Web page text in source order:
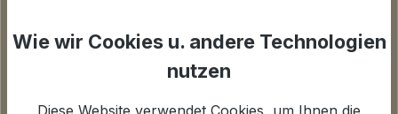
Für Statistiken und Shop-Performance-Metriken
Wie wir Cookies u. andere Technologien
nutzen